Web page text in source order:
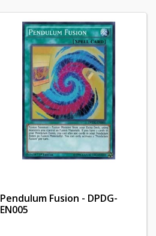
Pendulum Fusion - DPDG-
EN005